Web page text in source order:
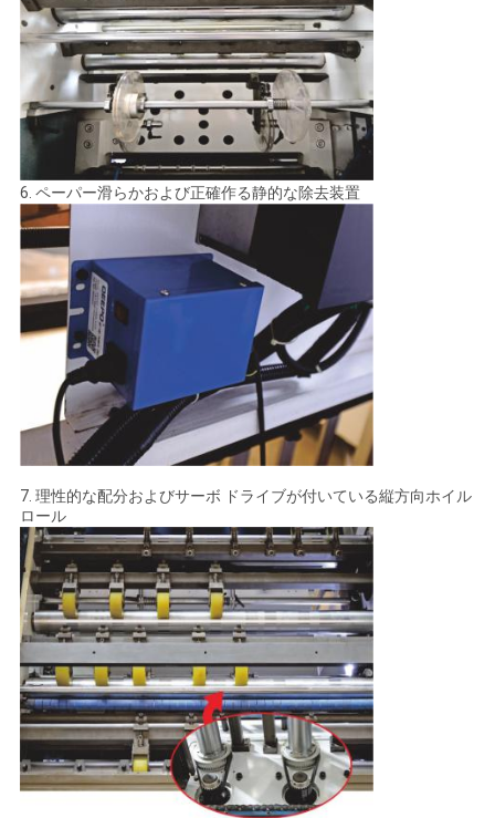
6. ペーパー滑らかおよび正確作る静的な除去装置
7. 理性的な配分およびサーボ ドライブが付いている縦方向ホイル
ロール